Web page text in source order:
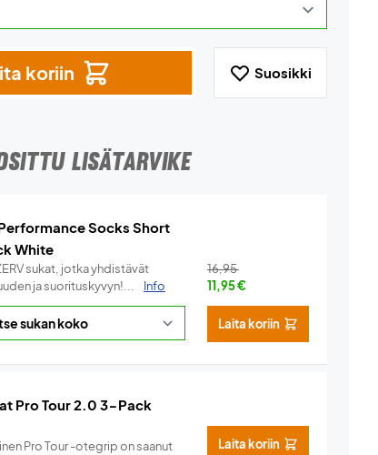
koriin Suosikki
LISÄTARVIKE
Socks Short
White
sukat, jotka yhdistävät
ja suorituskyvyn!...
Info
16,95
11,95€
Laita koriin
Pro Tour 2.0 3-Pack
Pro Tour -otegrip on saanut
Laita koriin